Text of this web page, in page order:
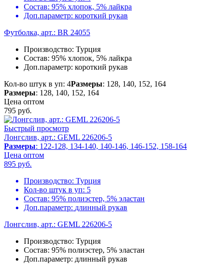
Состав: 95% хлопок, 5% лайкра
Доп.параметр: короткий рукав
Футболка, арт.: BR 24055
Производство: Турция
Состав: 95% хлопок, 5% лайкра
Доп.параметр: короткий рукав
Кол-во штук в уп: 4Размеры: 128, 140, 152, 164
Размеры: 128, 140, 152, 164
Цена оптом
795 руб.
Быстрый просмотр
Лонгслив, арт.: GEML 226206-5
Размеры: 122-128, 134-140, 140-146, 146-152, 158-164
Цена оптом
895 руб.
Производство: Турция
Кол-во штук в уп: 5
Состав: 95% полиэстер, 5% эластан
Доп.параметр: длинный рукав
Лонгслив, арт.: GEML 226206-5
Производство: Турция
Состав: 95% полиэстер, 5% эластан
Доп.параметр: длинный рукав